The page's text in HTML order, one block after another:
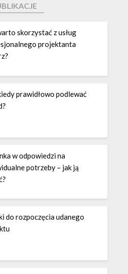
skorzystać z usług
projektanta
prawidłowo podlewać
w odpowiedzi na
potrzeby – jak ją
do rozpoczęcia udanego